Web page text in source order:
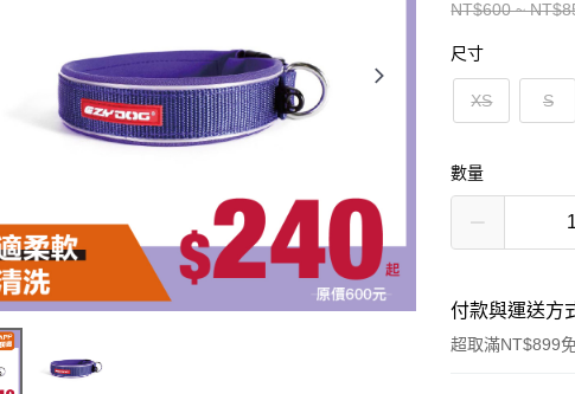
NT$600 ~
尺寸
XS S
數量
付款與運送方
超取滿NT$899